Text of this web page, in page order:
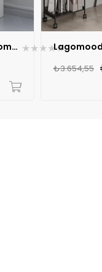
Lagomood CANSU Komodin ★★★★★
₺3.654,55